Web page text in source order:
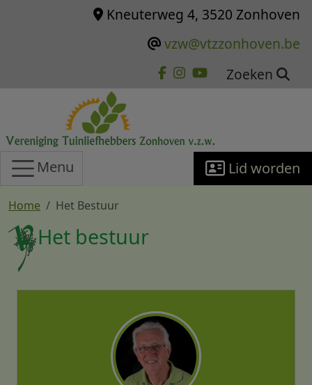
Overslaan en naar de inhoud gaanKneuterweg 4, 3520 Zonhoven
vzw@vtzzonhoven.be
Zoeken
Menu Lid worden
Home Het Bestuur
Het bestuur